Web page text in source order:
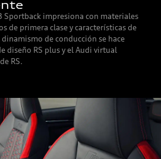
Sportback impresiona con materiales
de primera clase y características de
de conducción se hace
diseño RS plus y el Audi virtual
RS.